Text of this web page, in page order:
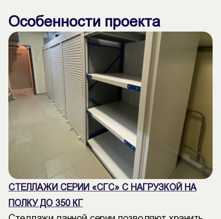
Особенности проекта
СТЕЛЛАЖИ СЕРИИ «СГС» С НАГРУЗКОЙ НА
ПОЛКУ ДО 350 КГ